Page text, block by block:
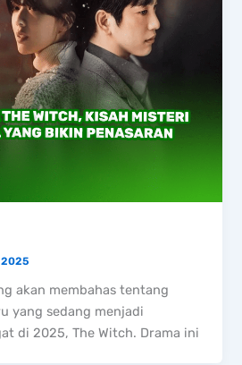
2025
akan membahas tentang
yang sedang menjadi
di 2025, The Witch. Drama ini